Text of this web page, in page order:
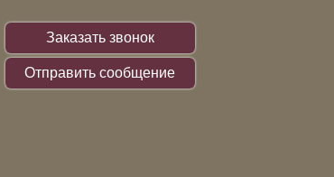
Заказать звонок
Отправить сообщение